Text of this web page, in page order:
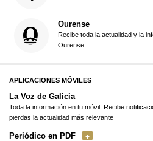
Ourense
Recibe toda la actualidad y la
Ourense
APLICACIONES MÓVILES
La Voz de Galicia
Toda la información en tu móvil. Recibe
pierdas la actualidad más relevante
Periódico en PDF